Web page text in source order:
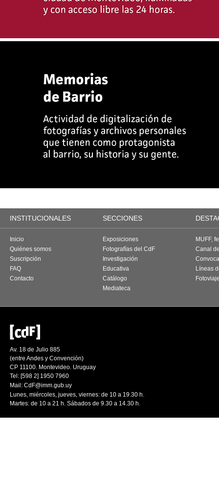
INSTITUCIONALES SECCIONES
Inicio
Quiénes somos
Suscripción
FAQ
Contacto
Exposiciones
Fotografías del CdF
Investigación
Educativa
Catálogo
Mediateca
MUFF,
Canal
Líneas
Av. 18 de Julio 885
(entre Andes y Convención)
CP 11100. Montevideo. Uruguay
Tel: [598 2] 1950 7960
Mail: CdF@imm.gub.uy
Lunes, miércoles, jueves, viernes: de 10 a 19.30 h.
Martes: de 10 a 21 h. Sábados de 9.30 a 14.30 h.